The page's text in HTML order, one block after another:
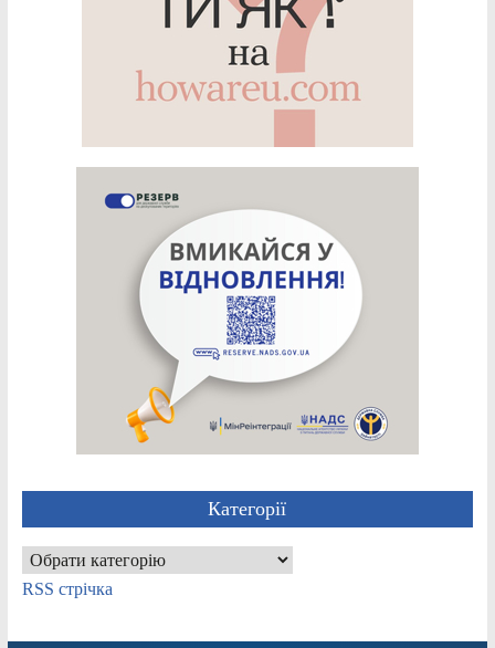
Категорії
Категорії
RSS стрічка